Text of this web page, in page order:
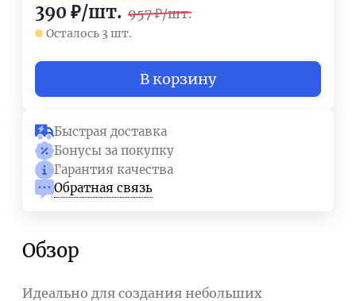
390 ₽/шт. 957 ₽/шт.
Осталось 3 шт.
В корзину
Быстрая доставка
Бонусы за покупку
Гарантия качества
Обратная связь
Обзор
Идеально для создания небольших